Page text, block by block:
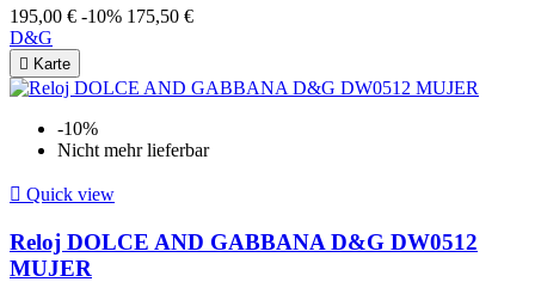
195,00 € -10% 175,50 €
D&G
 Karte
-10%
Nicht mehr lieferbar
 Quick view
Reloj DOLCE AND GABBANA D&G DW0512
MUJER